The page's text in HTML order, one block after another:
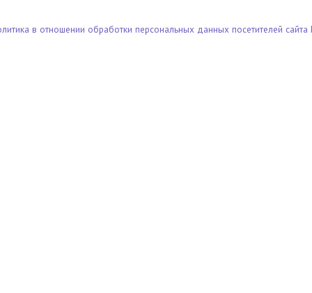
в отношении обработки персональных данных посетителей